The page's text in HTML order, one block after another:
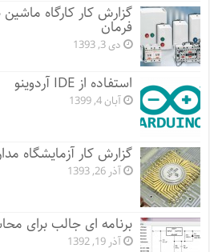
گزارش کار کارگاه
فرمان
دی 3, 1393
استفاده از IDE آردوینو
آبان 4, 1399
گزارش کار آزمایشگاه
آذر 26, 1393
برنامه ای جالب برای
آذر 19, 1392